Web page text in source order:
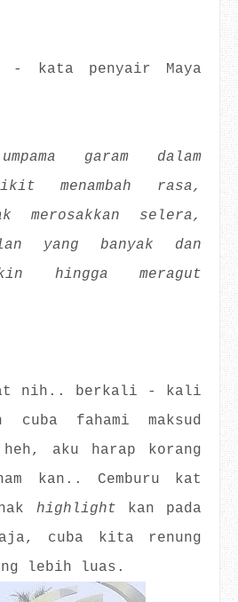
- kata penyair Maya
garam dalam
menambah rasa,
merosakkan selera,
yang banyak dan
hingga meragut
nih.. berkali - kali
cuba fahami maksud
aku harap korang
kan.. Cemburu kat
highlight kan pada
cuba kita renung
lebih luas.